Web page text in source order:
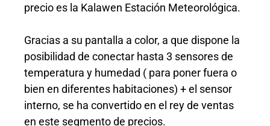
precio es la Kalawen Estación Meteorológica.
Gracias a su pantalla a color, a que dispone la
posibilidad de conectar hasta 3 sensores de
temperatura y humedad ( para poner fuera o
bien en diferentes habitaciones) + el sensor
interno, se ha convertido en el rey de ventas
en este segmento de precios.